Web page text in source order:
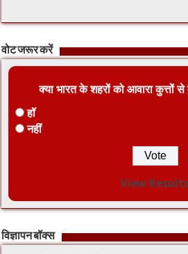
वोट जरूर करें
क्या भारत के शहरों को आवारा कुत्तों
हॉ
नहीं
View
विज्ञापन बॉक्स